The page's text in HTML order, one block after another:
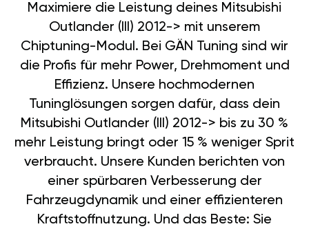
Maximiere die Leistung deines Mitsubishi
Outlander (III) 2012-> mit unserem
Chiptuning-Modul. Bei GÄN Tuning sind wir
die Profis für mehr Power, Drehmoment und
Effizienz. Unsere hochmodernen
Tuninglösungen sorgen dafür, dass dein
Mitsubishi Outlander (III) 2012-> bis zu 30 %
mehr Leistung bringt oder 15 % weniger Sprit
verbraucht. Unsere Kunden berichten von
einer spürbaren Verbesserung der
Fahrzeugdynamik und einer effizienteren
Kraftstoffnutzung. Und das Beste: Sie